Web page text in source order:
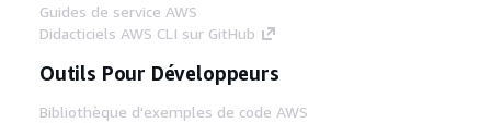
Guides de service AWS
Didacticiels AWS CLI sur GitHub
Outils Pour Développeurs
Bibliothèque d'exemples de code AWS